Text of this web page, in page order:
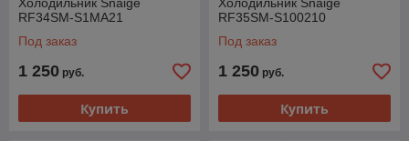
RF34SM-S1MA21
Под заказ
1 250 руб.
Купить
RF35SM-S100210
Под заказ
1 250 руб.
Купить